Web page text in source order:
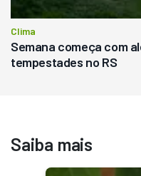
Clima
Semana começa com
tempestades no RS
Saiba mais